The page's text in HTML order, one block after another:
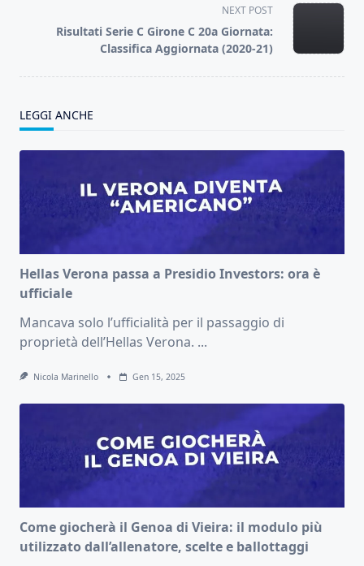
reader-
text">Page</span>
NEXT POST
Risultati Serie C Girone C 20a Giornata:
Classifica Aggiornata (2020-21)
LEGGI ANCHE
Hellas Verona passa a Presidio Investors: ora è
ufficiale
Mancava solo l’ufficialità per il passaggio di
proprietà dell’Hellas Verona. ...
Nicola Marinello Gen 15, 2025
Come giocherà il Genoa di Vieira: il modulo più
utilizzato dall’allenatore, scelte e ballottaggi